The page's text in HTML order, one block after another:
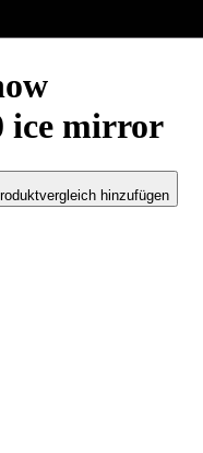
ice mirror
hinzufügen